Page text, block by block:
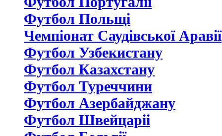
Футбол Польщі
Чемпіонат Саудівської Аравії
Футбол Узбекистану
Футбол Казахстану
Футбол Туреччини
Футбол Азербайджану
Футбол Швейцаріі